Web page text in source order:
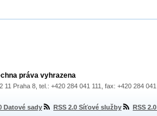
práva vyhrazena
11 Praha 8, tel.: +420 284 041 111, fax: +420 284
Datové sady RSS 2.0 Síťové služby RSS